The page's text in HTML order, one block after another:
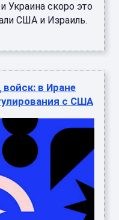
Украина скоро это
США и Израиль.
в Иране
с США